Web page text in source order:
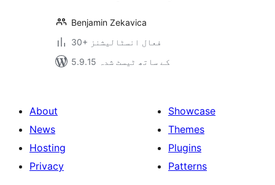
Benjamin Zekavica
30+ فعال انسٹالیشنز
5.9.15 کے ساتھ ٹیسٹ شدہ
About
News
Hosting
Privacy
Showcase
Themes
Plugins
Patterns